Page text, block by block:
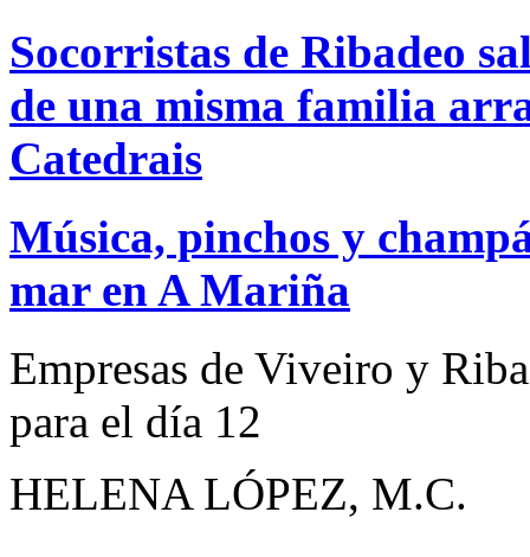
Socorristas de Ribadeo
de una misma familia
Catedrais
Música, pinchos y
mar en A Mariña
Empresas de Viveiro y
para el día 12
HELENA LÓPEZ, M.C.